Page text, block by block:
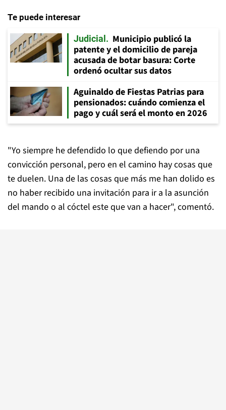
Te puede interesar
Judicial
Municipio publicó la
patente y el domicilio de pareja
acusada de botar basura: Corte
ordenó ocultar sus datos
Aguinaldo de Fiestas Patrias para
pensionados: cuándo comienza el
pago y cuál será el monto en 2026
"Yo siempre he defendido lo que defiendo por una
convicción personal, pero en el camino hay cosas que
te duelen. Una de las cosas que más me han dolido es
no haber recibido una invitación para ir a la asunción
del mando o al cóctel este que van a hacer", comentó.